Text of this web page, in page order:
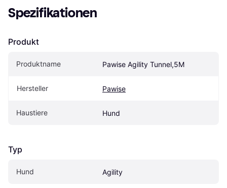
Spezifikationen
Produkt
Produktname Pawise Agility Tunnel,5M
Hersteller Pawise
Haustiere Hund
Typ
Hund Agility